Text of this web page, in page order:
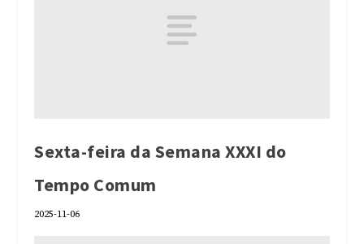
Sexta-feira da Semana XXXI do
Tempo Comum
2025-11-06